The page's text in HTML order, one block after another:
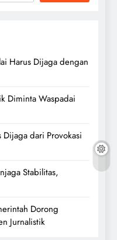
Harus Dijaga dengan
Diminta Waspadai
dari Provokasi
Stabilitas,
Dorong
Jurnalistik